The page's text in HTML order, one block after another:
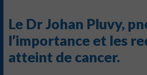
Le Dr Johan Pluvy,
l’importance et les
atteint de cancer.